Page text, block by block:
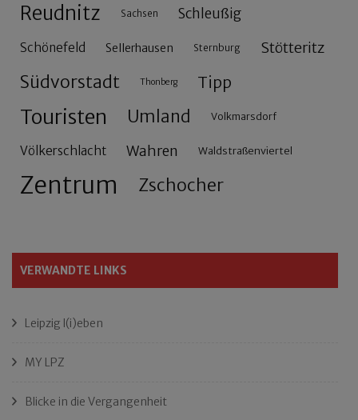
Reudnitz Sachsen Schleußig
Schönefeld Sellerhausen Sternburg Stötteritz
Südvorstadt Thonberg Tipp
Touristen Umland Volkmarsdorf
Völkerschlacht Wahren Waldstraßenviertel
Zentrum Zschocher
VERWANDTE LINKS
Leipzig l(i)eben
MY LPZ
Blicke in die Vergangenheit